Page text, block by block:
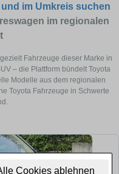
Cookies ablehnen
im Umkreis suchen
im regionalen
Fahrzeuge dieser Marke in
– die Plattform bündelt Toyota
Modelle aus dem regionalen
Toyota Fahrzeuge in Schwerte